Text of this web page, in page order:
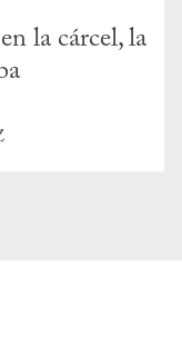
la cárcel, la